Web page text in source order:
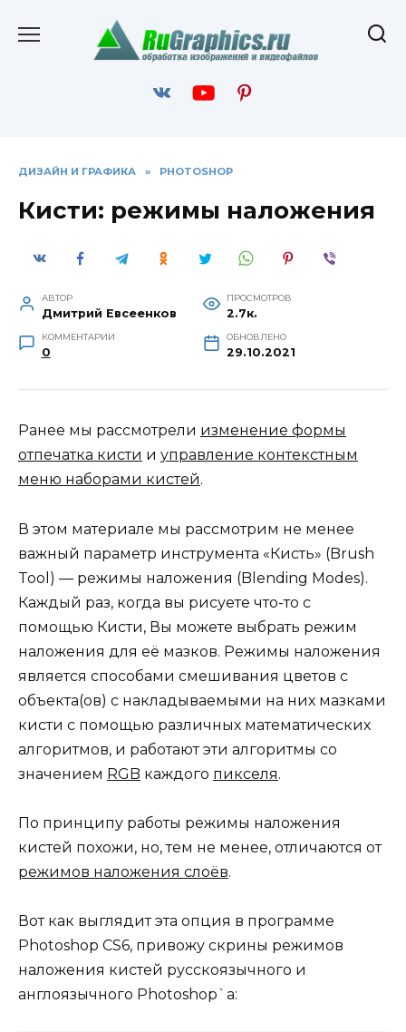
содержанию
ДИЗАЙН И ГРАФИКА » PHOTOSHOP
Кисти: режимы наложения
АВТОР
Дмитрий Евсеенков
ПРОСМОТРОВ
2.7к.
КОММЕНТАРИИ
0
ОБНОВЛЕНО
29.10.2021
Ранее мы рассмотрели изменение формы
отпечатка кисти и управление контекстным
меню наборами кистей.
В этом материале мы рассмотрим не менее
важный параметр инструмента «Кисть» (Brush
Tool) — режимы наложения (Blending Modes).
Каждый раз, когда вы рисуете что-то с
помощью Кисти, Вы можете выбрать режим
наложения для её мазков. Режимы наложения
является способами смешивания цветов с
объекта(ов) с накладываемыми на них мазками
кисти с помощью различных математических
алгоритмов, и работают эти алгоритмы со
значением RGB каждого пикселя.
По принципу работы режимы наложения
кистей похожи, но, тем не менее, отличаются от
режимов наложения слоёв.
Вот как выглядит эта опция в программе
Photoshop CS6, привожу скрины режимов
наложения кистей русскоязычного и
англоязычного Photoshop`а: